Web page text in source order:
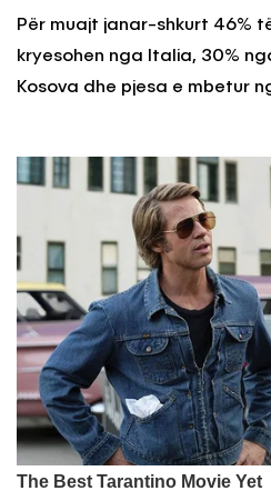
Për muajt janar-shkurt 46%
kryesohen nga Italia, 30%
Kosova dhe pjesa e mbetur